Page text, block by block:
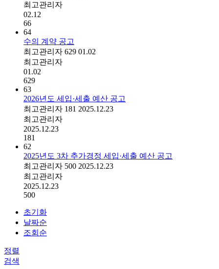
최고관리자
02.12
66
64
수의 계약 공고
최고관리자 629 01.02
최고관리자
01.02
629
63
2026년도 세입·세출 예산 공고
최고관리자 181 2025.12.23
최고관리자
2025.12.23
181
62
2025년도 3차 추가경정 세입·세출 예산 공고
최고관리자 500 2025.12.23
최고관리자
2025.12.23
500
초기화
날짜순
조회순
정렬
검색